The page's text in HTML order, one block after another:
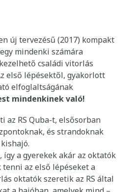
új tervezésű (2017) kompakt
mindenki számára
családi vitorlás
első lépésektől, gyakorlott
elfoglaltságának
mindenkinek való!
az RS Quba-t, elsősorban
és strandoknak
így a gyerekek akár az oktatók
az első lépéseket a
oktatók szeretik az RS által